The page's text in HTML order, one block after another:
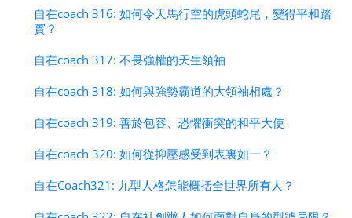
自在coach 316: 如何令天馬行空的虎頭蛇尾，變得平和踏
實？
自在coach 317: 不畏強權的天生領袖
自在coach 318: 如何與強勢霸道的大領袖相處？
自在coach 319: 善於包容、恐懼衝突的和平大使
自在coach 320: 如何從抑壓感受到表裏如一？
自在Coach321: 九型人格怎能概括全世界所有人？